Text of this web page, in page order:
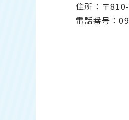
住所：〒
電話番号：